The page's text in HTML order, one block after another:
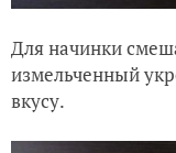
Для начинки
измельченный
вкусу.